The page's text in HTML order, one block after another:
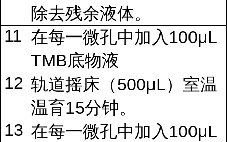
除去残余液体。
11 在每一微孔中加入 100μL
TMB底物液
12 轨道摇床（500μL）室温
温育15分钟。
13 在每一微孔中加入 100μL